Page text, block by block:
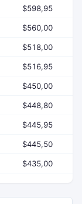
$598,95
$560,00
$518,00
$516,95
$450,00
$448,80
$445,95
$445,50
$435,00